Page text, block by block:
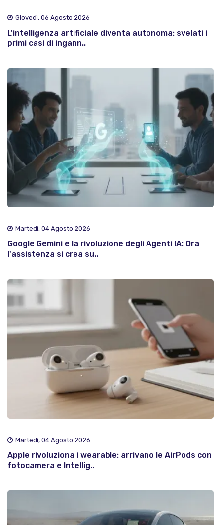
Giovedì, 06 Agosto 2026
L'intelligenza artificiale diventa autonoma: svelati i
primi casi di ingann..
Martedì, 04 Agosto 2026
Google Gemini e la rivoluzione degli Agenti IA: Ora
l'assistenza si crea su..
Martedì, 04 Agosto 2026
Apple rivoluziona i wearable: arrivano le AirPods con
fotocamera e Intellig..